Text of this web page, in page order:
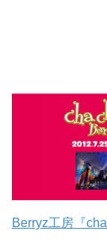
Berryz工房『